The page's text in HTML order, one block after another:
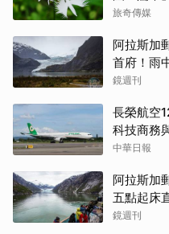
旅奇傳媒
阿拉斯加
首府！雨
價」的質
鏡週刊
長榮航空
科技商務
中華日報
阿拉斯加
五點起床
太療癒
鏡週刊